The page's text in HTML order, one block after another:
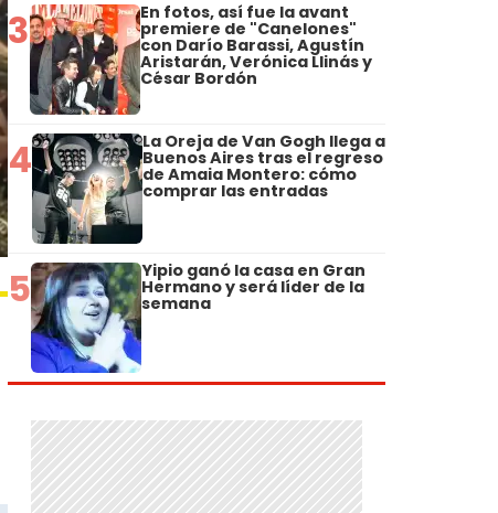
3 En fotos, así fue la avant
premiere de "Canelones"
con Darío Barassi, Agustín
Aristarán, Verónica Llinás y
César Bordón
4 La Oreja de Van Gogh llega a
Buenos Aires tras el regreso
de Amaia Montero: cómo
comprar las entradas
5 Yipio ganó la casa en Gran
Hermano y será líder de la
semana